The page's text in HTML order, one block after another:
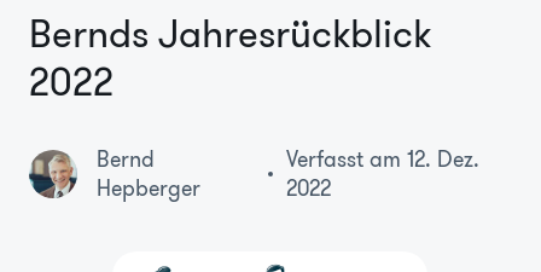
Technologien
Referenzen
Branchen
Bernds Jahresrückblick
2022
Bernd
Hepberger
Verfasst am 12. Dez.
2022